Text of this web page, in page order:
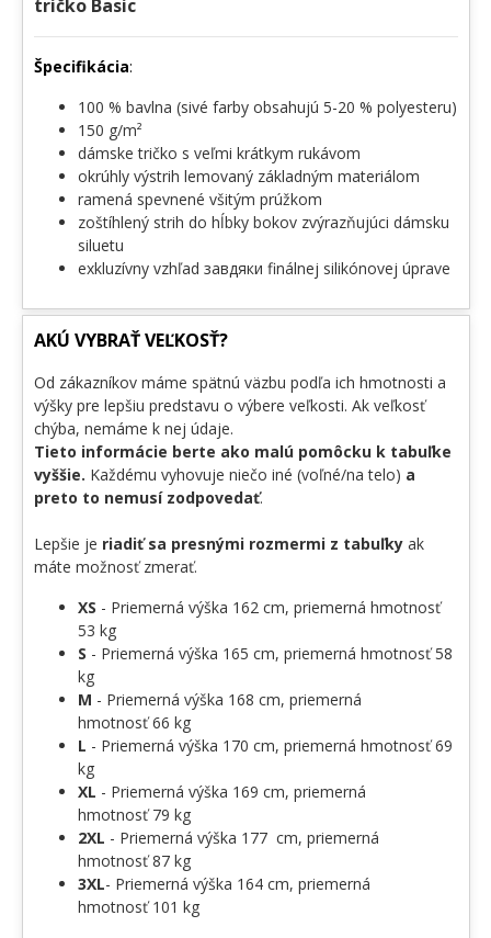
tričko Basic
Špecifikácia:
100 % bavlna (sivé farby obsahujú 5-20 % polyesteru)
150 g/m²
dámske tričko s veľmi krátkym rukávom
okrúhly výstrih lemovaný základným materiálom
ramená spevnené všitým prúžkom
zoštíhlený strih do hĺbky bokov zvýrazňujúci dámsku
siluetu
exkluzívny vzhľad завдяки finálnej silikónovej úprave
AKÚ VYBRAŤ VEĽKOSŤ?
Od zákazníkov máme spätnú väzbu podľa ich hmotnosti a
výšky pre lepšiu predstavu o výbere veľkosti. Ak veľkosť
chýba, nemáme k nej údaje.
Tieto informácie berte ako malú pomôcku k tabuľke
vyššie. Každému vyhovuje niečo iné (voľné/na telo) a
preto to nemusí zodpovedať.
Lepšie je riadiť sa presnými rozmermi z tabuľky ak
máte možnosť zmerať.
XS - Priemerná výška 162 cm, priemerná hmotnosť
53 kg
S - Priemerná výška 165 cm, priemerná hmotnosť 58
kg
M - Priemerná výška 168 cm, priemerná
hmotnosť 66 kg
L - Priemerná výška 170 cm, priemerná hmotnosť 69
kg
XL - Priemerná výška 169 cm, priemerná
hmotnosť 79 kg
2XL - Priemerná výška 177 cm, priemerná
hmotnosť 87 kg
3XL- Priemerná výška 164 cm, priemerná
hmotnosť 101 kg